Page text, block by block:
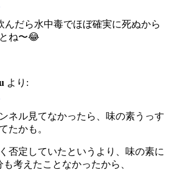
んだら水中毒でほぼ確実に死ぬから
ね〜😂
より:
ネル見てなかったら、味の素うっす
たかも。
否定していたというより、味の素に
考えたことなかったから、